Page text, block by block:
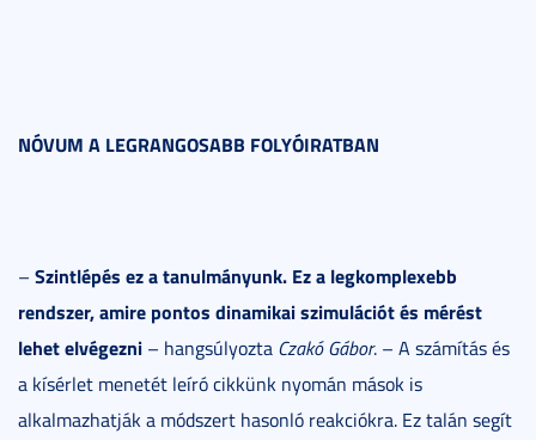
NÓVUM A LEGRANGOSABB FOLYÓIRATBAN
– Szintlépés ez a tanulmányunk. Ez a legkomplexebb
rendszer, amire pontos dinamikai szimulációt és mérést
lehet elvégezni – hangsúlyozta Czakó Gábor. – A számítás és
a kísérlet menetét leíró cikkünk nyomán mások is
alkalmazhatják a módszert hasonló reakciókra. Ez talán segít